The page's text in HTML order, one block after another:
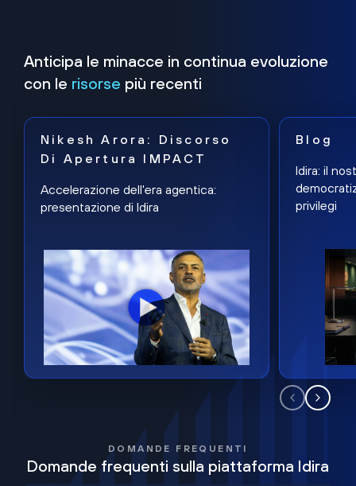
Anticipa le minacce in continua evoluzione
con le risorse più recenti
Nikesh Arora: Discorso
Di Apertura IMPACT
Accelerazione dell'era agentica:
presentazione di Idira
Blog
Idira: il
privilegi
DOMANDE FREQUENTI
Domande frequenti sulla piattaforma Idira